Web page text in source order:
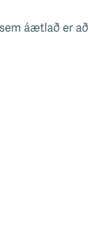
áætlað er að